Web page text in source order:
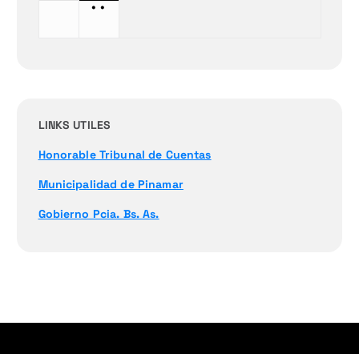
••
LINKS UTILES
Honorable Tribunal de Cuentas
Municipalidad de Pinamar
Gobierno Pcia. Bs. As.